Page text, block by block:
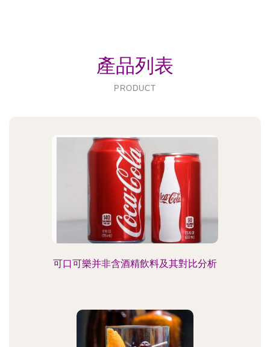
產品列表
PRODUCT
可口可樂并非含酒精飲料及其對比分析